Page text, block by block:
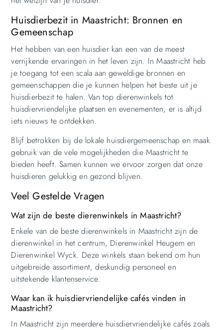
Huisdierbezit in Maastricht: Bronnen en
Gemeenschap
Het hebben van een huisdier kan een van de meest
verrijkende ervaringen in het leven zijn. In Maastricht heb
je toegang tot een scala aan geweldige bronnen en
gemeenschappen die je kunnen helpen het beste uit je
huisdierbezit te halen. Van top dierenwinkels tot
huisdiervriendelijke plaatsen en evenementen, er is altijd
iets nieuws te ontdekken.
Blijf betrokken bij de lokale huisdiergemeenschap en maak
gebruik van de vele mogelijkheden die Maastricht te
bieden heeft. Samen kunnen we ervoor zorgen dat onze
huisdieren gelukkig en gezond blijven.
Veel Gestelde Vragen
Wat zijn de beste dierenwinkels in Maastricht?
Enkele van de beste dierenwinkels in Maastricht zijn de
dierenwinkel in het centrum, Dierenwinkel Heugem en
Dierenwinkel Wyck. Deze winkels staan bekend om hun
uitgebreide assortiment, deskundig personeel en
uitstekende klantenservice.
Waar kan ik huisdiervriendelijke cafés vinden in
Maastricht?
In Maastricht zijn meerdere huisdiervriendelijke cafés zoals